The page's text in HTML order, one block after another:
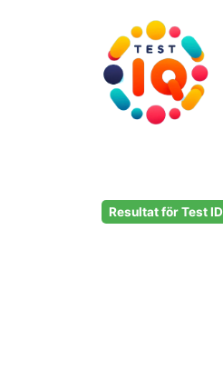
Resultat för Test